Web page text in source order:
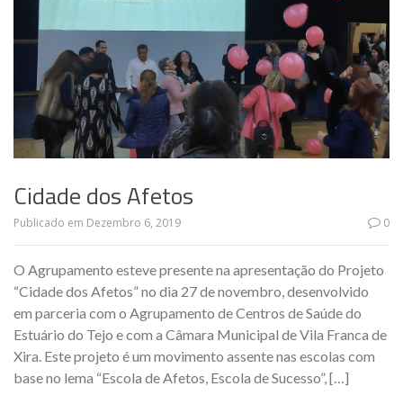
Cidade dos Afetos
Publicado em Dezembro 6, 2019 0
O Agrupamento esteve presente na apresentação do Projeto
“Cidade dos Afetos” no dia 27 de novembro, desenvolvido
em parceria com o Agrupamento de Centros de Saúde do
Estuário do Tejo e com a Câmara Municipal de Vila Franca de
Xira. Este projeto é um movimento assente nas escolas com
base no lema “Escola de Afetos, Escola de Sucesso”, […]